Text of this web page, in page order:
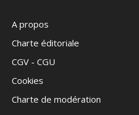
A propos
Charte éditoriale
CGV - CGU
Cookies
Charte de modération